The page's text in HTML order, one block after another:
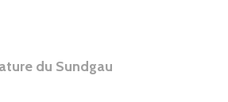
du Sundgau